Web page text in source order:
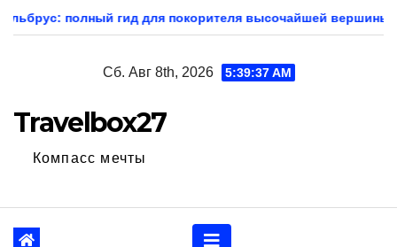
Перейтипокорителя высочайшей вершины Европы
Сб. Авг 8th, 2026 5:39:39 AM
Travelbox27
Компасс мечты